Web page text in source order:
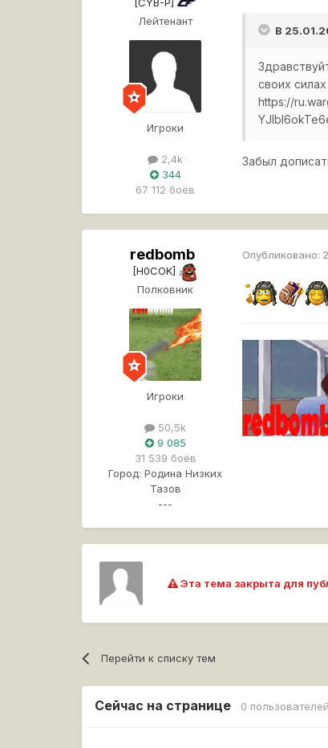
Лейтенант
Игроки
2,4k
344
67 112 боёв
В
своих
https://
Забыл
redbomb
[H0COK]
Полковник
Игроки
50,5k
9 085
31 539 боёв
Город: Родина Низких
Тазов
---
Опубликовано:
Эта тема закрыта для
Перейти к списку тем
Сейчас на странице 0 пользователей